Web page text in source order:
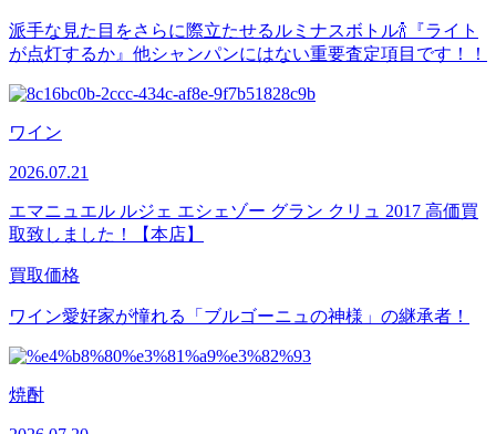
派手な見た目をさらに際立たせるルミナスボトル🍾『ライト
が点灯するか』他シャンパンにはない重要査定項目です！！
ワイン
2026.07.21
エマニュエル ルジェ エシェゾー グラン クリュ 2017 高価買
取致しました！【本店】
買取価格
ワイン愛好家が憧れる「ブルゴーニュの神様」の継承者！
焼酎